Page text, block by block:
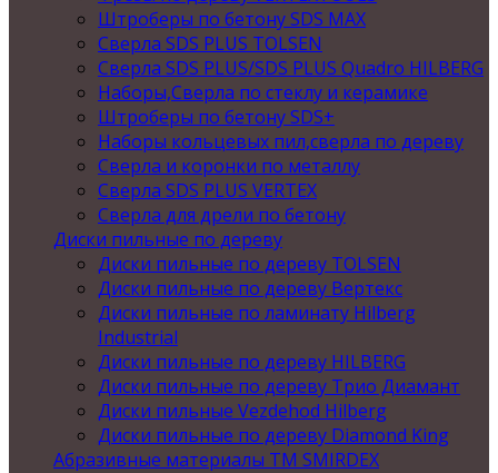
Штроберы по бетону SDS MAX
Сверла SDS PLUS TOLSEN
Сверла SDS PLUS/SDS PLUS Quadro HILBERG
Наборы,Сверла по стеклу и керамике
Штроберы по бетону SDS+
Наборы кольцевых пил,сверла по дереву
Сверла и коронки по металлу
Сверла SDS PLUS VERTEX
Сверла для дрели по бетону
Диски пильные по дереву
Диски пильные по дереву TOLSEN
Диски пильные по дереву Вертекс
Диски пильные по ламинату Hilberg
Industrial
Диски пильные по дереву HILBERG
Диски пильные по дереву Трио Диамант
Диски пильные Vezdehod Hilberg
Диски пильные по дереву Diamond King
Абразивные материалы ТМ SMIRDEX